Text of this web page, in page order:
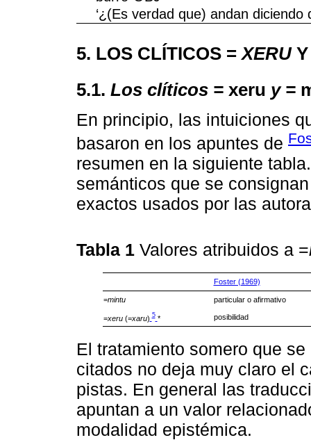
‘¿(Es verdad que) andan
5. LOS CLÍTICOS = XERU
5.1. Los clíticos = xeru y =
En principio, las intuiciones
basaron en los apuntes de
resumen en la siguiente
semánticos que se
exactos usados por las
Tabla 1 Valores atribuidos a =
Foster (1969)
=mintu particular o afirmativo
=xeru (=xaru) 5 * posibilidad
El tratamiento somero que
citados no deja muy claro el
pistas. En general las
apuntan a un valor
modalidad epistémica.